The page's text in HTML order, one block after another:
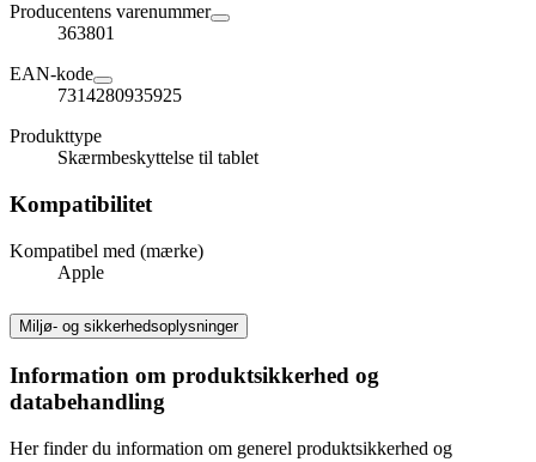
Producentens varenummer
363801
EAN-kode
7314280935925
Produkttype
Skærmbeskyttelse til tablet
Kompatibilitet
Kompatibel med (mærke)
Apple
Miljø- og sikkerhedsoplysninger
Information om produktsikkerhed og
databehandling
Her finder du information om generel produktsikkerhed og